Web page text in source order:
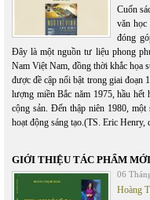
Cuốn
văn học
đóng
Đây là một nguồn tư liệu phong
Nam Việt Nam, đồng thời khắc họa
được đề cập nổi bật trong giai đoạn
lượng miền Bắc năm 1975, hầu hết
cộng sản. Đến thập niên 1980,
hoạt động sáng tạo.(TS. Eric Henry,
GIỚI THIỆU TÁC PHẨM MỚI
06
Hoàng